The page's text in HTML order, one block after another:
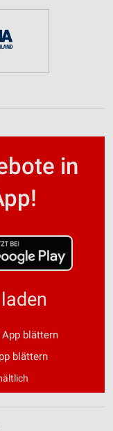
in
blättern
blättern